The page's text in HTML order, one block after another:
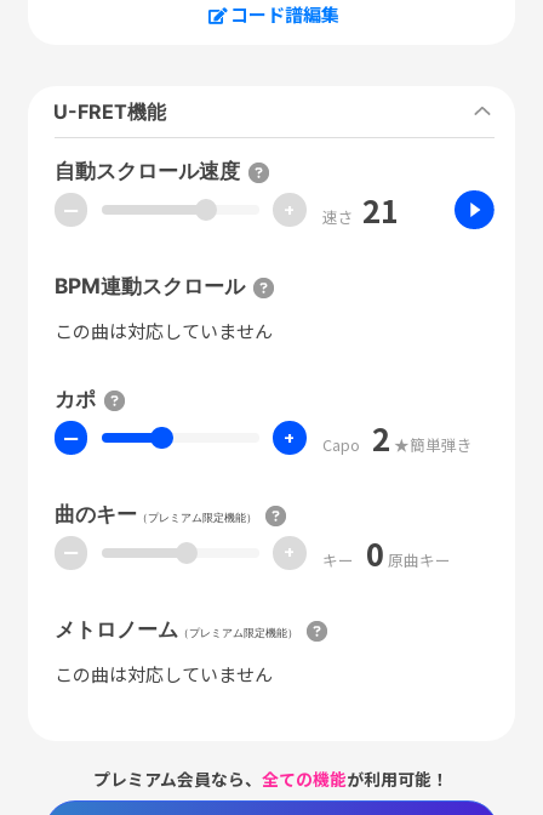
コード譜編集
U-FRET機能
自動スクロール速度
ー + 速さ 21
BPM連動スクロール
この曲は対応していません
カポ
ー + Capo 2 ★簡単弾き
曲のキー（プレミアム限定機能）
ー + キー 0 原曲キー
メトロノーム （プレミアム限定機能）
この曲は対応していません
プレミアム会員なら、全ての機能が利用可能！